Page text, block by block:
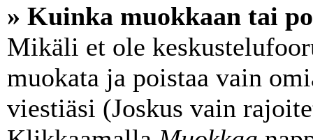
» Kuinka muokkaan tai
Mikäli et ole
muokata ja poistaa vain
viestiäsi (Joskus vain